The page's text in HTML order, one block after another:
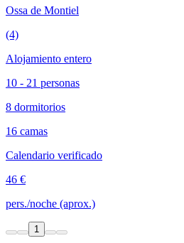
Ossa de Montiel
(4)
Alojamiento entero
10 - 21 personas
8 dormitorios
16 camas
Calendario verificado
46 €
pers./noche (aprox.)
1